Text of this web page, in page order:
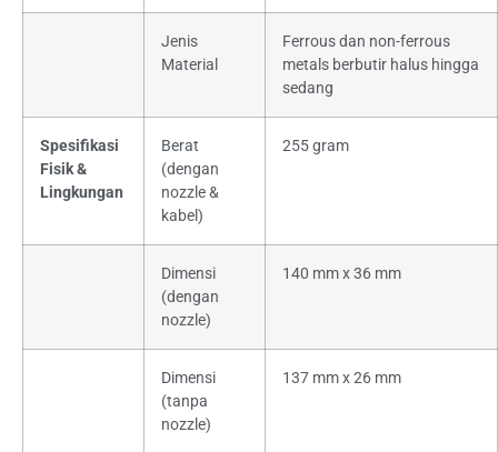
Jenis
Material
Ferrous dan non-ferrous
metals berbutir halus hingga
sedang
Spesifikasi
Fisik &
Lingkungan
Berat
(dengan
nozzle &
kabel)
255 gram
Dimensi
(dengan
nozzle)
140 mm x 36 mm
Dimensi
(tanpa
nozzle)
137 mm x 26 mm